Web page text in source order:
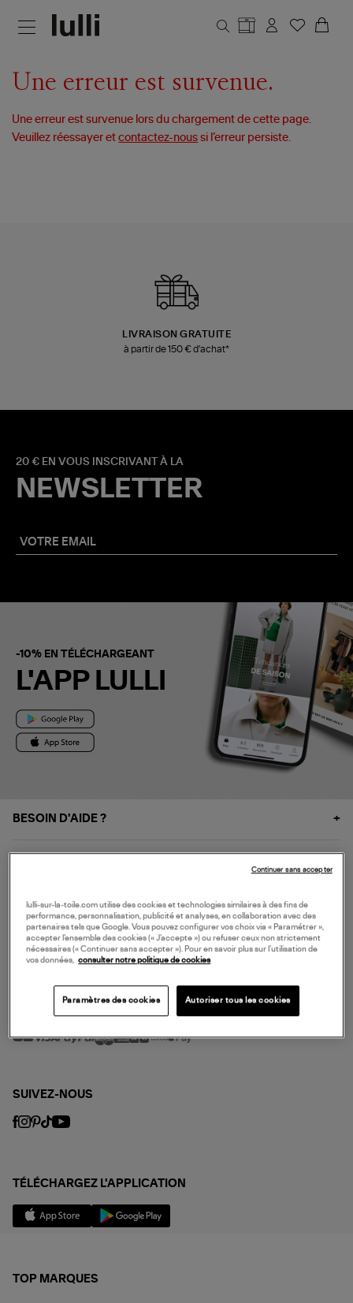
Une erreur est survenue.
Une erreur est survenue lors du chargement de cette page.
Veuillez réessayer etcontactez-nous si l’erreur persiste.
LIVRAISON GRATUITE
à partir de 150 € d'achat*
20 € EN VOUS INSCRIVANT À LA
NEWSLETTER
-10% EN TÉLÉCHARGEANT
L'APP LULLI
BESOIN D'AIDE ?
NOS SERVICES
SERVICE CLIENT
MODE DE PAIEMENT
SUIVEZ-NOUS
TÉLÉCHARGEZ L'APPLICATION
TOP MARQUES
lulli-sur-la-toile.com utilise des cookies et technologies similaires à des fins de
performance, personnalisation, publicité et analyses, en collaboration avec des
partenaires tels que Google. Vous pouvez configurer vos choix via « Paramétrer »,
accepter l’ensemble des cookies (« J’accepte ») ou refuser ceux non strictement
nécessaires (« Continuer sans accepter »). Pour en savoir plus sur l’utilisation de
vos données,
consulter notre politique de cookies
Paramètres des cookies Autoriser tous les cookies
Continuer sans accepter